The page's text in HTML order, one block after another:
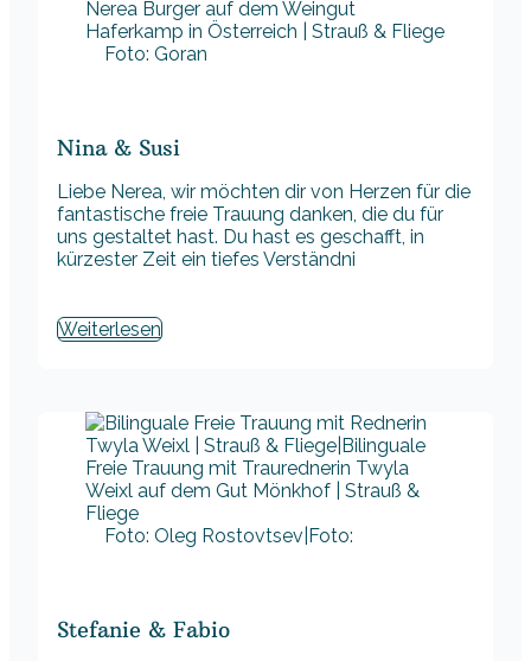
Foto: Goran
Nina & Susi
Liebe Nerea, wir möchten dir von Herzen für die
fantastische freie Trauung danken, die du für
uns gestaltet hast. Du hast es geschafft, in
kürzester Zeit ein tiefes Verständni
Weiterlesen
Foto: Oleg Rostovtsev|Foto:
Stefanie & Fabio